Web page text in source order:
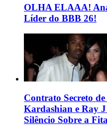
OLHA ELAAA!
Líder do BBB 26!
Contrato Secreto
Kardashian e Ray
Silêncio Sobre a